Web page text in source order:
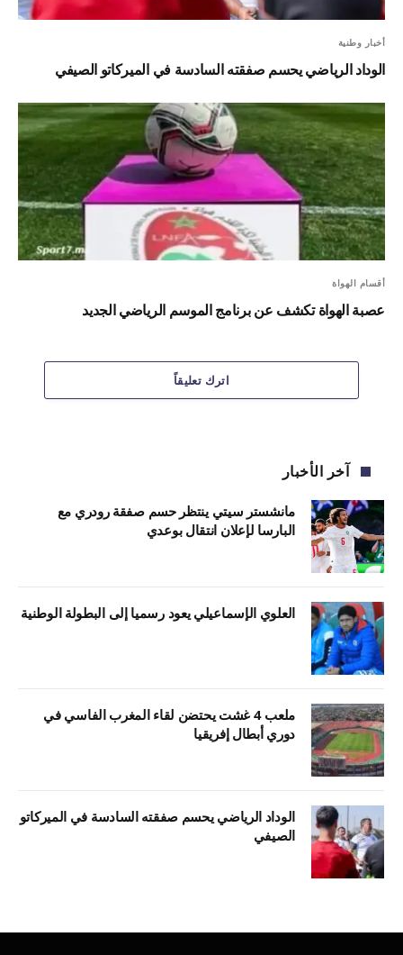
أخبار وطنية
الوداد الرياضي يحسم صفقته السادسة في الميركاتو الصيفي
أقسام الهواة
عصبة الهواة تكشف عن برنامج الموسم الرياضي الجديد
اترك تعليقاً
آخر الأخبار
مانشستر سيتي ينتظر حسم صفقة رودري مع
البارسا لإعلان انتقال بوعدي
العلوي الإسماعيلي يعود رسميا إلى البطولة الوطنية
ملعب 4 غشت يحتضن لقاء المغرب الفاسي في
دوري أبطال إفريقيا
الوداد الرياضي يحسم صفقته السادسة في الميركاتو
الصيفي